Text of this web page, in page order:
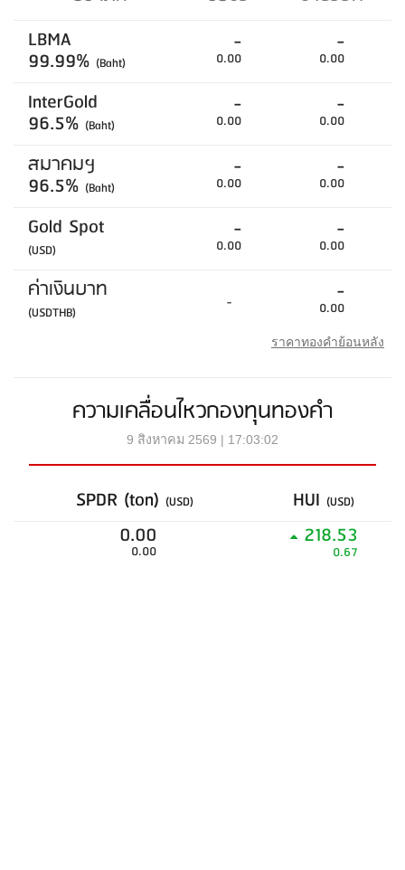
LBMA
99.99% (Baht)
-
0.00
-
0.00
InterGold
96.5% (Baht)
-
0.00
-
0.00
สมาคมฯ
96.5% (Baht)
-
0.00
-
0.00
Gold Spot
(USD)
-
0.00
-
0.00
ค่าเงินบาท
(USDTHB) - -
0.00
ราคาทองคำย้อนหลัง
ความเคลื่อนไหวกองทุนทองคำ
9 สิงหาคม 2569 | 17:03:02
SPDR (ton) (USD) HUI (USD)
0.00
0.00
218.53
0.67